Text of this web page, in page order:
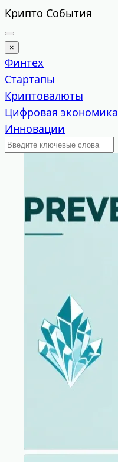
Перейти
к
содержимому
Крипто События
×
Финтех
Стартапы
Криптовалюты
Цифровая экономика
Инновации
Поиск